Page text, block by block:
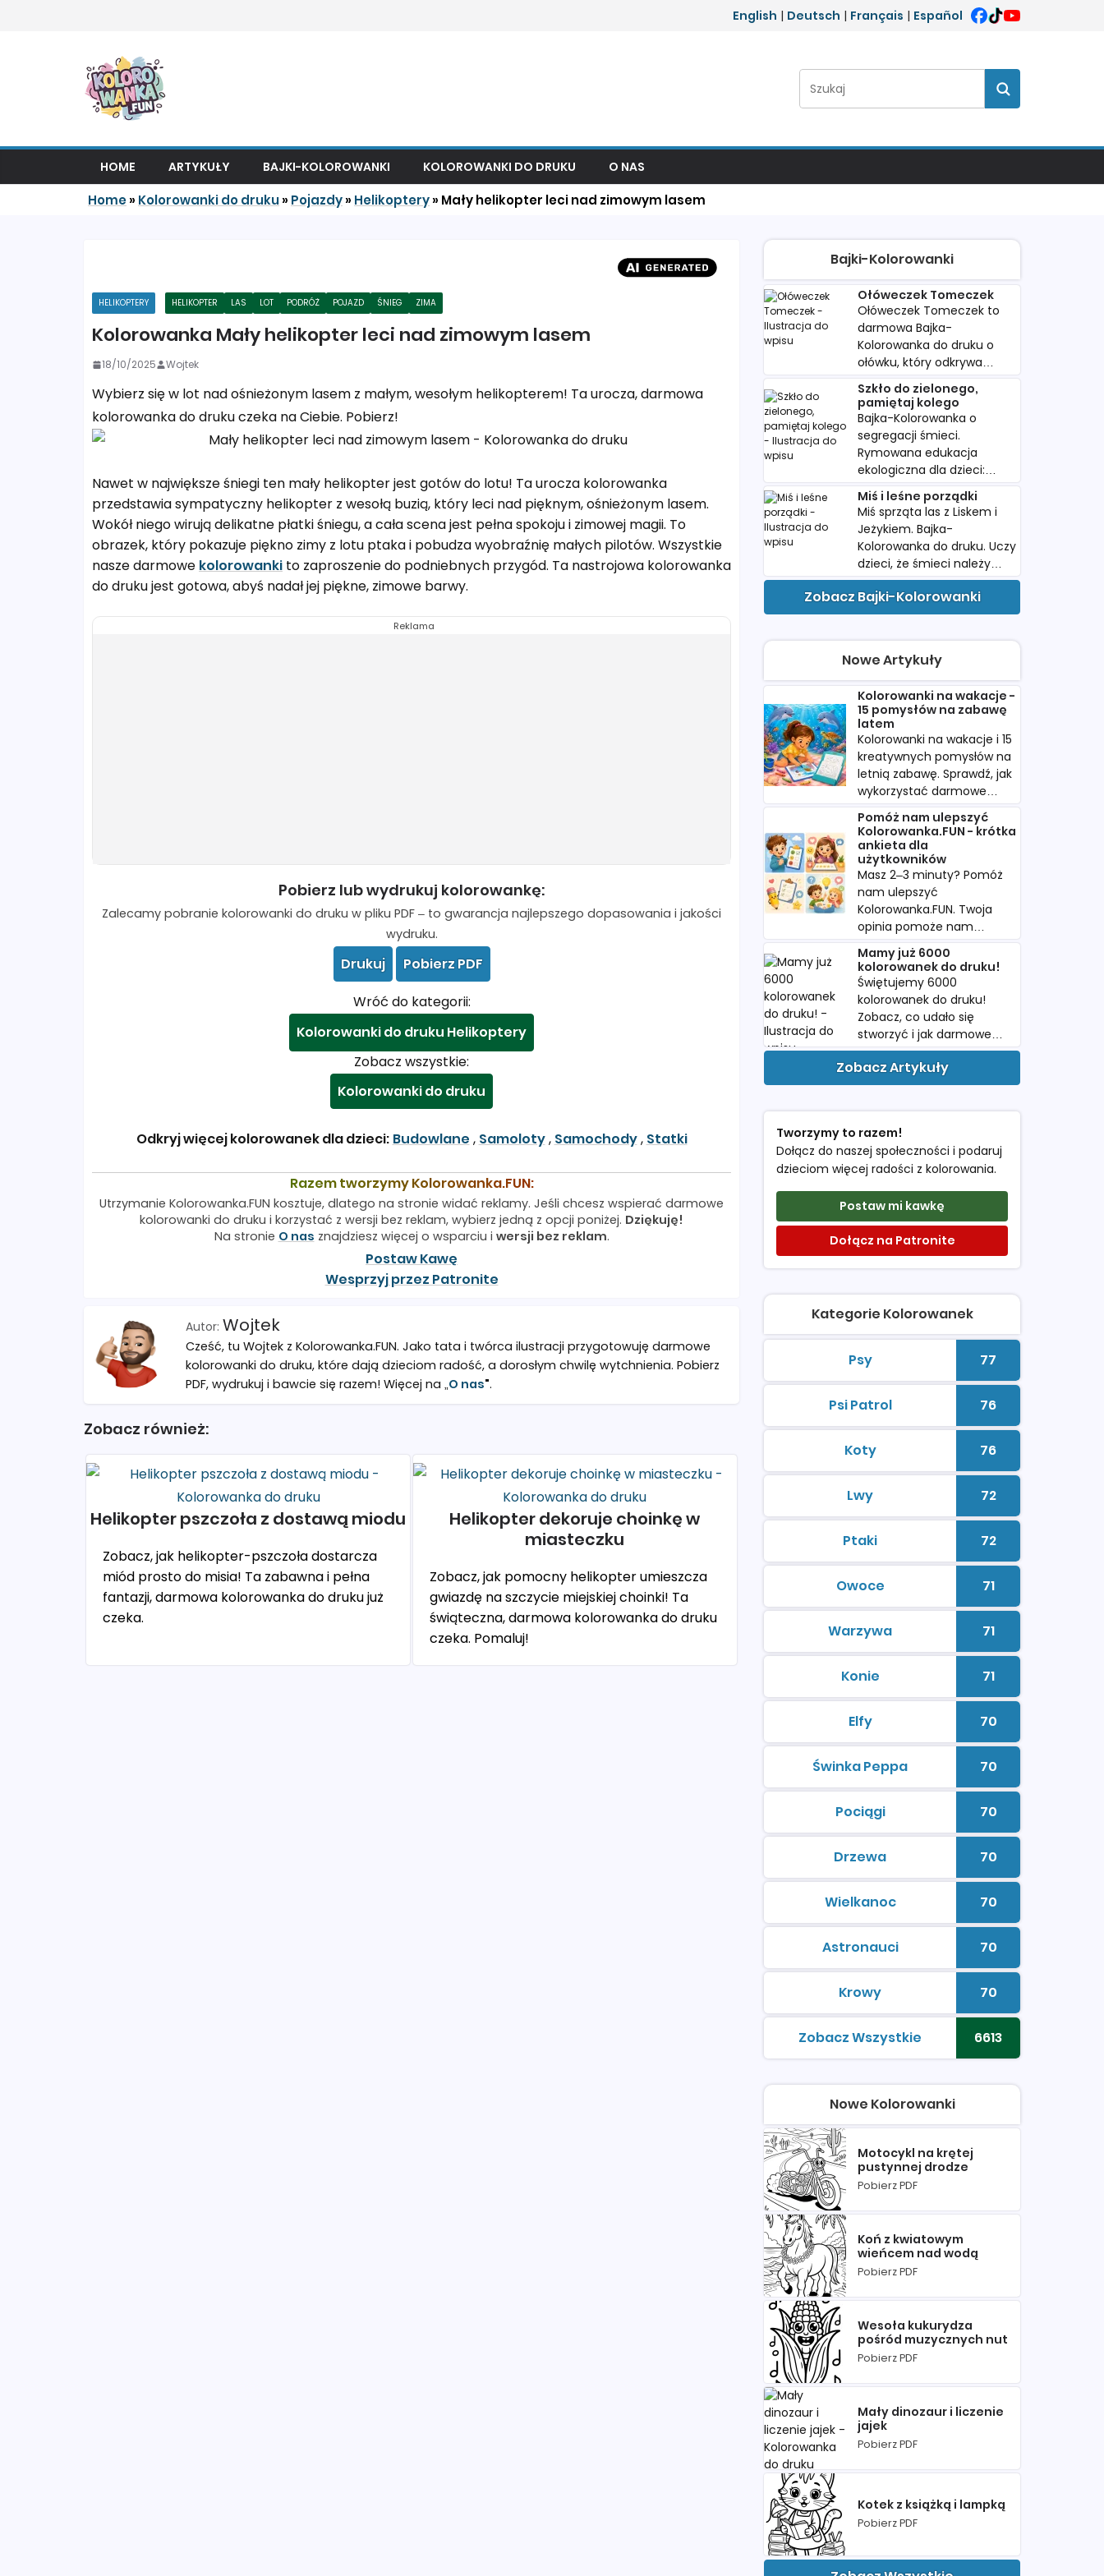
English | Deutsch | Français | Español
Szukaj:
Szukaj
HOME ARTYKUŁY BAJKI-KOLOROWANKI KOLOROWANKI DO DRUKU O NAS
Home» Kolorowanki do druku» Pojazdy» Helikoptery» Mały helikopter leci nad zimowym lasem
HELIKOPTERY HELIKOPTER LAS LOT PODRÓŻ POJAZD ŚNIEG ZIMA
Kolorowanka Mały helikopter leci nad zimowym lasem
18/10/2025 Wojtek
Wybierz się w lot nad ośnieżonym lasem z małym, wesołym helikopterem! Ta urocza, darmowa
kolorowanka do druku czeka na Ciebie. Pobierz!
Nawet w największe śniegi ten mały helikopter jest gotów do lotu! Ta urocza kolorowanka
przedstawia sympatyczny helikopter z wesołą buzią, który leci nad pięknym, ośnieżonym lasem.
Wokół niego wirują delikatne płatki śniegu, a cała scena jest pełna spokoju i zimowej magii. To
obrazek, który pokazuje piękno zimy z lotu ptaka i pobudza wyobraźnię małych pilotów. Wszystkie
nasze darmowe kolorowanki to zaproszenie do podniebnych przygód. Ta nastrojowa kolorowanka
do druku jest gotowa, abyś nadał jej piękne, zimowe barwy.
Reklama
Pobierz lub wydrukuj kolorowankę:
Zalecamy pobranie kolorowanki do druku w pliku PDF – to gwarancja najlepszego dopasowania i jakości
wydruku.
Drukuj
Pobierz PDF
Wróć do kategorii:
Kolorowanki do druku Helikoptery
Zobacz wszystkie:
Kolorowanki do druku
Odkryj więcej kolorowanek dla dzieci: Budowlane , Samoloty, Samochody, Statki
Razem tworzymy Kolorowanka.FUN:
Utrzymanie Kolorowanka.FUN kosztuje, dlatego na stronie widać reklamy. Jeśli chcesz wspierać darmowe
kolorowanki do druku i korzystać z wersji bez reklam, wybierz jedną z opcji poniżej. Dziękuję!
Na stronie O nas znajdziesz więcej o wsparciu i wersji bez reklam.
Postaw Kawę
Wesprzyj przez Patronite
Wojtek
Cześć, tu Wojtek z Kolorowanka.FUN. Jako tata i twórca ilustracji przygotowuję darmowe
kolorowanki do druku, które dają dzieciom radość, a dorosłym chwilę wytchnienia. Pobierz
PDF, wydrukuj i bawcie się razem! Więcej na „O nas".
Zobacz również:
Helikopter pszczoła z dostawą miodu
Zobacz, jak helikopter-pszczoła dostarcza
miód prosto do misia! Ta zabawna i pełna
fantazji, darmowa kolorowanka do druku już
czeka.
Helikopter dekoruje choinkę w
miasteczku
Zobacz, jak pomocny helikopter umieszcza
gwiazdę na szczycie miejskiej choinki! Ta
świąteczna, darmowa kolorowanka do druku
czeka. Pomaluj!
Bajki-Kolorowanki
Ołóweczek Tomeczek
Ołóweczek Tomeczek to
darmowa Bajka-
Kolorowanka do druku o
ołówku, który odkrywa
wartość swoich śladów.
Pobierz i wydrukuj dla
dziecka.
Szkło do zielonego,
pamiętaj kolego
Bajka-Kolorowanka o
segregacji śmieci.
Rymowana edukacja
ekologiczna dla dzieci:
papier, plastik i szkło w
kolorowych koszach do
druku.
Miś i leśne porządki
Miś sprząta las z Liskem i
Jeżykiem. Bajka-
Kolorowanka do druku. Uczy
dzieci, że śmieci należy
wyrzucać do kosza. Idealna
do przedszkola.
Zobacz Bajki-Kolorowanki
Nowe Artykuły
Kolorowanki na wakacje -
15 pomysłów na zabawę
latem
Kolorowanki na wakacje i 15
kreatywnych pomysłów na
letnią zabawę. Sprawdź, jak
wykorzystać darmowe
kolorowanki w podróży i
podczas urlopu.
Pomóż nam ulepszyć
Kolorowanka.FUN - krótka
ankieta dla
użytkowników
Masz 2–3 minuty? Pomóż
nam ulepszyć
Kolorowanka.FUN. Twoja
opinia pomoże nam
tworzyć więcej
kolorowanek, których
naprawdę szukacie.
Mamy już 6000
kolorowanek do druku!
Świętujemy 6000
kolorowanek do druku!
Zobacz, co udało się
stworzyć i jak darmowe
PDF-y pomagają dzieciom
w twórczej zabawie.
Zobacz Artykuły
Tworzymy to razem!
Dołącz do naszej społeczności i podaruj
dzieciom więcej radości z kolorowania.
Postaw mi kawkę
Dołącz na Patronite
Kategorie Kolorowanek
Psy
kolorowanki do drukuLiczba
77
Psi Patrolkolorowanki do drukuLiczba
76
Koty
kolorowanki do drukuLiczba
76
Lwykolorowanki do drukuLiczba
72
Ptakikolorowanki do drukuLiczba
72
Owocekolorowanki do drukuLiczba
71
Warzywakolorowanki do drukuLiczba
71
Koniekolorowanki do drukuLiczba
71
Elfykolorowanki do drukuLiczba
70
Świnka Peppakolorowanki do drukuLiczba
70
Pociągi
kolorowanki do drukuLiczba
70
Drzewakolorowanki do drukuLiczba
70
Wielkanockolorowanki do drukuLiczba
70
Astronaucikolorowanki do drukuLiczba
70
Krowykolorowanki do drukuLiczba
70
Zobacz Wszystkiekolorowanki do drukuLiczba
6613
Nowe Kolorowanki
Motocykl na krętej
pustynnej drodze
Pobierz PDF
Koń z kwiatowym
wieńcem nad wodą
Pobierz PDF
Wesoła kukurydza
pośród muzycznych nut
Pobierz PDF
Mały dinozaur i liczenie
jajek
Pobierz PDF
Kotek z książką i lampką
Pobierz PDF